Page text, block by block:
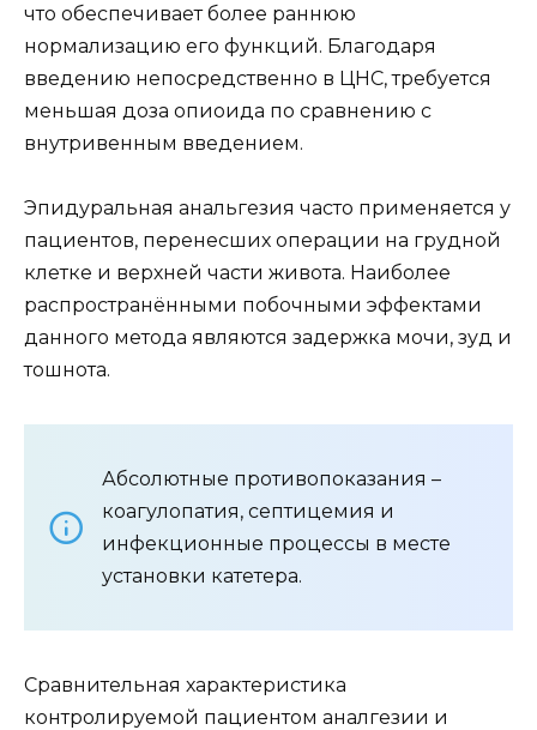
что обеспечивает более раннюю
нормализацию его функций. Благодаря
введению непосредственно в ЦНС, требуется
меньшая доза опиоида по сравнению с
внутривенным введением.
Эпидуральная анальгезия часто применяется у
пациентов, перенесших операции на грудной
клетке и верхней части живота. Наиболее
распространёнными побочными эффектами
данного метода являются задержка мочи, зуд и
тошнота.
Абсолютные противопоказания –
коагулопатия, септицемия и
инфекционные процессы в месте
установки катетера.
Сравнительная характеристика
контролируемой пациентом аналгезии и